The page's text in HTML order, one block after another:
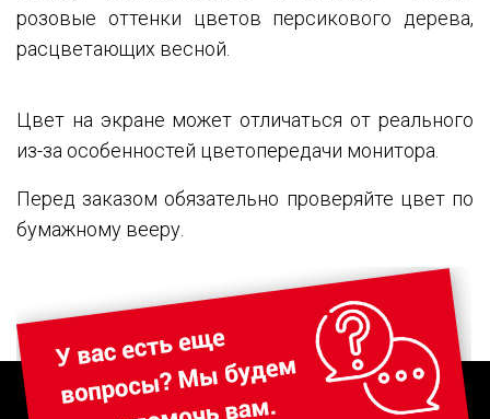
розовые оттенки цветов персикового дерева,
расцветающих весной.
Цвет на экране может отличаться от реального
из-за особенностей цветопередачи монитора.
Перед заказом обязательно проверяйте цвет по
бумажному вееру.